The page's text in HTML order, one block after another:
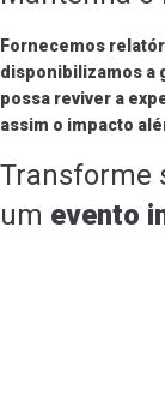
Fornecemos
disponibilizamos a
possa reviver a
assim o impacto
Transforme
um evento